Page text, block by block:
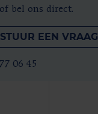
bel ons direct.
STUUR EEN VRAAG
06 45